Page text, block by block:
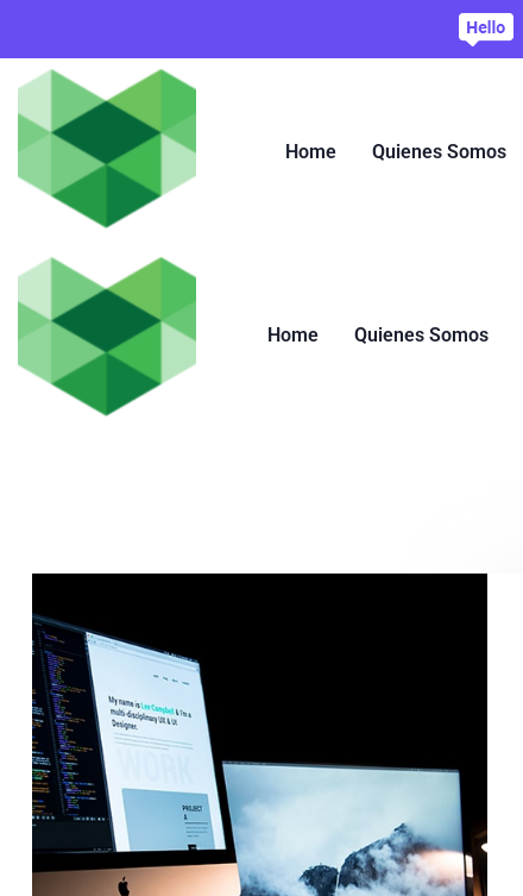
Home Quienes Somos
Home Quienes Somos